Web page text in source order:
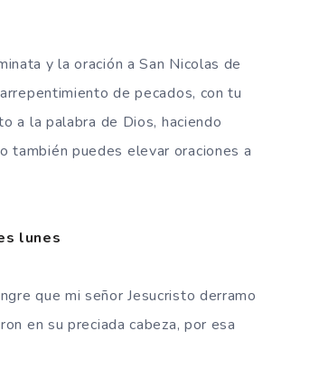
y la oración a San Nicolas de
de pecados, con tu
a la palabra de Dios, haciendo
también puedes elevar oraciones a
lunes
que mi señor Jesucristo derramo
en su preciada cabeza, por esa